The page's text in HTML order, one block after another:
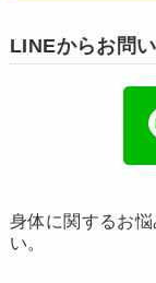
LINEからお問
身体に関するお
い。